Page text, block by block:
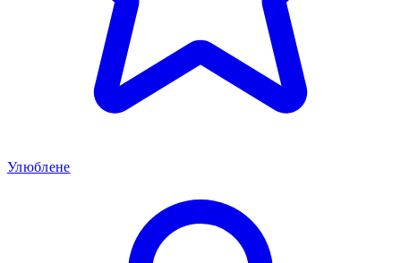
Улюблене